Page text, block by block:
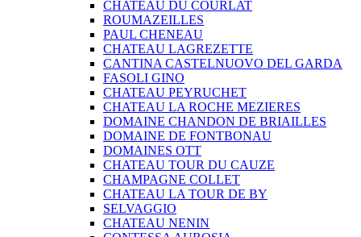
CHATEAU DU COURLAT
ROUMAZEILLES
PAUL CHENEAU
CHATEAU LAGREZETTE
CANTINA CASTELNUOVO DEL GARDA
FASOLI GINO
CHATEAU PEYRUCHET
CHATEAU LA ROCHE MEZIERES
DOMAINE CHANDON DE BRIAILLES
DOMAINE DE FONTBONAU
DOMAINES OTT
CHATEAU TOUR DU CAUZE
CHAMPAGNE COLLET
CHATEAU LA TOUR DE BY
SELVAGGIO
CHATEAU NENIN